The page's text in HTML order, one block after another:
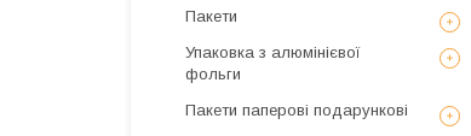
Пакети
Упаковка з алюмінієвої
фольги
Пакети паперові подарункові